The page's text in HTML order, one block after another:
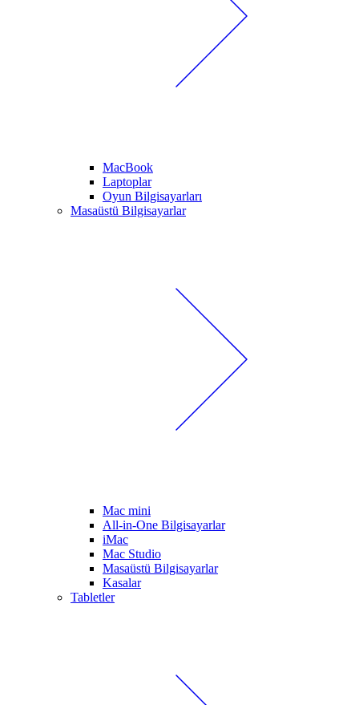
MacBook
Laptoplar
Oyun Bilgisayarları
Masaüstü Bilgisayarlar
Mac mini
All-in-One Bilgisayarlar
iMac
Mac Studio
Masaüstü Bilgisayarlar
Kasalar
Tabletler